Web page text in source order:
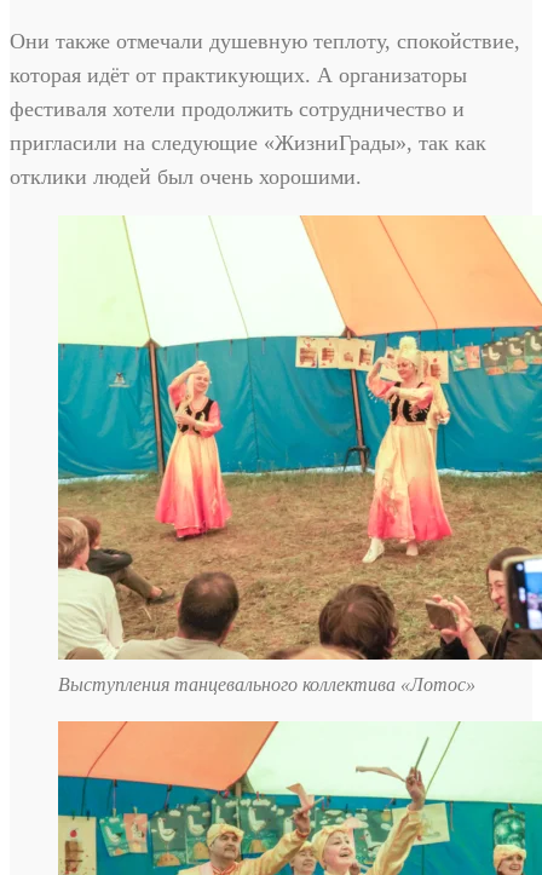
Они также отмечали душевную теплоту, спокойствие,
которая идёт от практикующих. А организаторы
фестиваля хотели продолжить сотрудничество и
пригласили на следующие «ЖизниГрады», так как
отклики людей был очень хорошими.
Выступления танцевального коллектива «Лотос»